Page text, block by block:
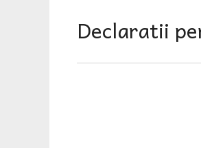
Declaratii